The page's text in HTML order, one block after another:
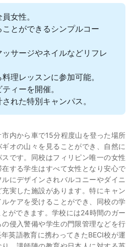
女性。
ことができるシンプルコー
ッサージやネイルなどリフレ
理レッスンに参加可能。
ィーを開催。
れた特別キャンパス。
市内から車で15分程度山を登った場所
オの山々を見ることができ、自然に
です。同校はフィリピン唯一の女性
する学生はすべて女性となり安心で
にデザインされバルコニーやダイニ
実した施設があります。特にキャン
ケアを受けることができ、同校の学
ができます。学校には24時間のガー
の侵入警備や学生の門限管理などを行
英語教育に携わってきたBECI校が運